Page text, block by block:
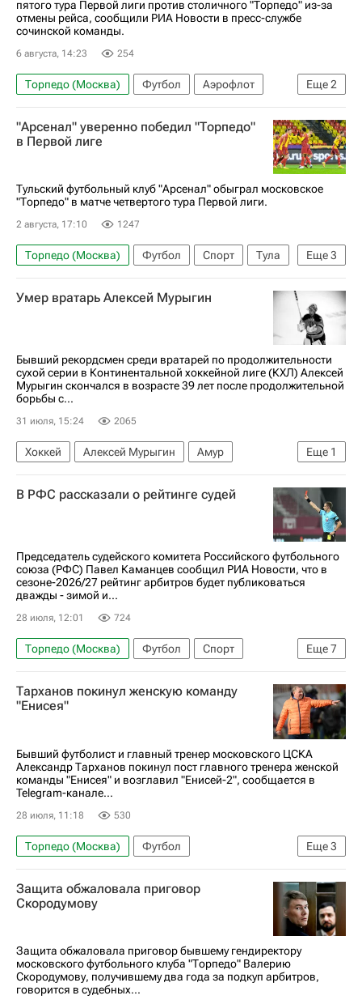
пятого тура Первой лиги против столичного "Торпедо" из-за
отмены рейса, сообщили РИА Новости в пресс-службе
сочинской команды.
6 августа, 14:23 254
Еще2
Торпедо (Москва) Футбол
Аэрофлот
Первая лига
Сочи
"Арсенал" уверенно победил "Торпедо"
в Первой лиге
Тульский футбольный клуб "Арсенал" обыграл московское
"Торпедо" в матче четвертого тура Первой лиги.
2 августа, 17:10 1247
Еще3
Торпедо (Москва) Футбол Спорт
Тула
Первая лига
Даниил Пенчиков
Арсенал (Тула)
Умер вратарь Алексей Мурыгин
Бывший рекордсмен среди вратарей по продолжительности
сухой серии в Континентальной хоккейной лиге (КХЛ) Алексей
Мурыгин скончался в возрасте 39 лет после продолжительной
борьбы с...
31 июля, 15:24 2065
Еще 1
Хоккей Алексей Мурыгин
Амур
КХЛ 2025-2026
В РФС рассказали о рейтинге судей
Председатель судейского комитета Российского футбольного
союза (РФС) Павел Каманцев сообщил РИА Новости, что в
сезоне-2026/27 рейтинг арбитров будет публиковаться
дважды - зимой и...
28 июля, 12:01 724
Еще7
Торпедо (Москва) Футбол
Спорт
Россия
Москва
Александр Дюков
Кирилл Левников
РПЛ 2026-2027 (Чемпионат России по футболу)
Чемпионат России по футболу среди женщин
Тарханов покинул женскую команду
"Енисея"
Бывший футболист и главный тренер московского ЦСКА
Александр Тарханов покинул пост главного тренера женской
команды "Енисея" и возглавил "Енисей-2", сообщается в
Telegram-канале...
28 июля, 11:18 530
Еще3
Торпедо (Москва)
Футбол
Александр Тарханов
ПФК ЦСКА Енисей
Защита обжаловала приговор
Скородумову
Защита обжаловала приговор бывшему гендиректору
московского футбольного клуба "Торпедо" Валерию
Скородумову, получившему два года за подкуп арбитров,
говорится в судебных...